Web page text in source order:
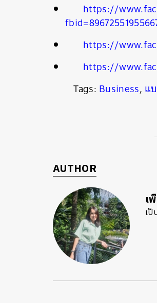
https://
https://
https://
Tags: Business, แ
AUTHOR
เ
เ